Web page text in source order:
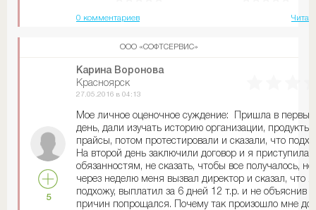
0 комментариев
ООО «СОФТСЕРВИС»
5
Карина Воронова
Красноярск
27.05.2016 в 04:13
Мое личное оценочное суждение: Пришла в первый
день, дали изучать историю организации, продукты
прайсы, потом протестировали и сказали, что
На второй день заключили договор и я приступила к
обязанностям, не сказать, чтобы все получалось, но
через неделю меня вызвал директор и сказал, что я
подхожу, выплатил за 6 дней 12 т.р. и не объяснив
причин попрощался. Почему так произошло мне до